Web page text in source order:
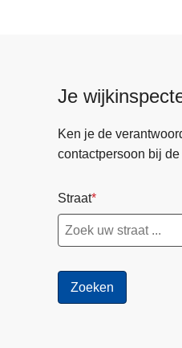
Je
Ken je de
contactpersoon bij
Straat